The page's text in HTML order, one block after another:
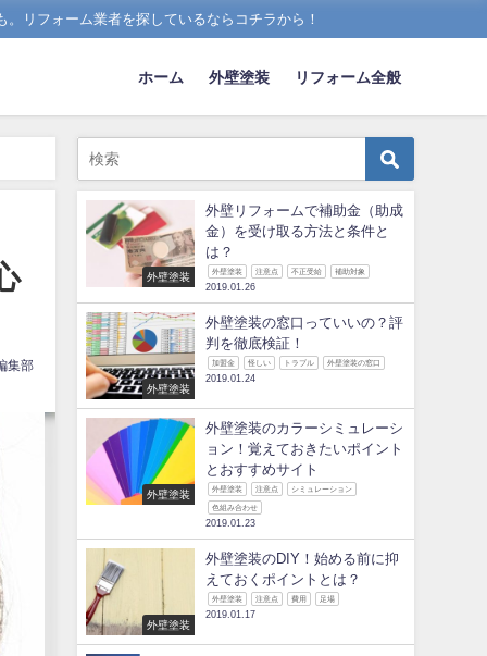
リフォーム業者を探しているならコチラから！
ホーム 外壁塗装 リフォーム全般
集部
外壁塗装
外壁リフォームで補助金（助成
金）を受け取る方法と条件と
は？
外壁塗装 注意点 不正受給 補助対象
2019.01.26
外壁塗装
外壁塗装の窓口っていいの？評
判を徹底検証！
加盟金 怪しい トラブル 外壁塗装の窓口
2019.01.24
外壁塗装
外壁塗装のカラーシミュレーシ
ョン！覚えておきたいポイント
とおすすめサイト
外壁塗装 注意点 シミュレーション
色組み合わせ
2019.01.23
外壁塗装
外壁塗装のDIY！始める前に抑
えておくポイントとは？
外壁塗装 注意点 費用 足場
2019.01.17